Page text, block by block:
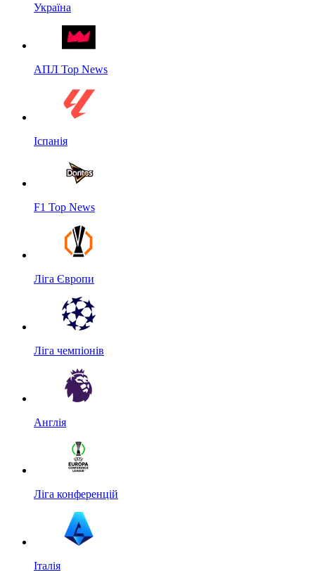
Україна
АПЛ Top News
Іспанія
F1 Top News
Ліга Європи
Ліга чемпіонів
Англія
Ліга конференцій
Італія